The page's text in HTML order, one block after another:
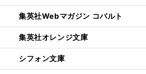
集英社Webマガジン コバルト
集英社オレンジ文庫
シフォン文庫